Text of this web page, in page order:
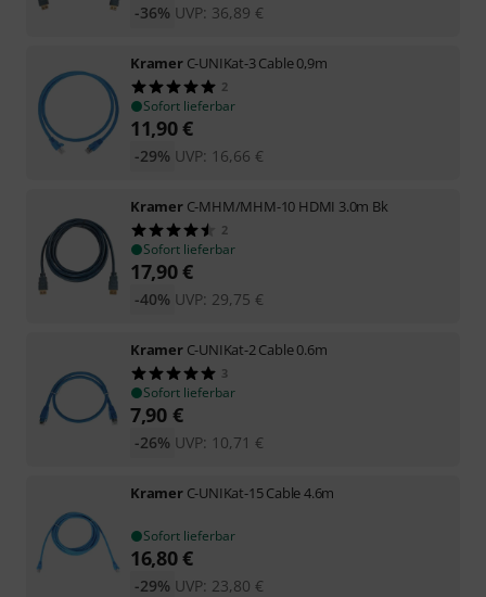
UVP: 36,89 €
-36%
Kramer C-UNIKat-3 Cable 0,9m
2
Sofort lieferbar
11,90€
UVP: 16,66 €
-29%
Kramer C-MHM/MHM-10 HDMI 3.0m Bk
2
Sofort lieferbar
17,90€
UVP: 29,75 €
-40%
Kramer C-UNIKat-2 Cable 0.6m
3
Sofort lieferbar
7,90 €
UVP: 10,71 €
-26%
Kramer C-UNIKat-15 Cable 4.6m
Sofort lieferbar
16,80€
UVP: 23,80 €
-29%